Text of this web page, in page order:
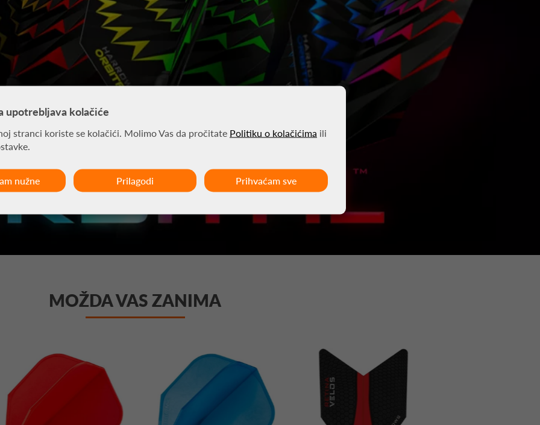
MOŽDA VAS ZANIMA
upotrebljava kolačiće
stranci koriste se kolačići. Molimo Vas da pročitate Politiku o kolačićima ili
nužne Prilagodi Prihvaćam sve